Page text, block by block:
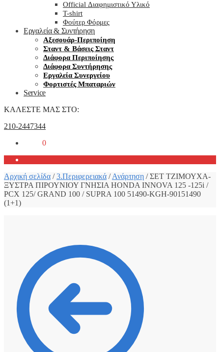
Official Διαφημιστικό Υλικό
T-shirt
Φούτερ Φόρμες
Εργαλεία & Συντήρηση
Αξεσουάρ-Περιποίηση
Σταντ & Βάσεις Σταντ
Διάφορα Περιποίησης
Διάφορα Συντήρησης
Εργαλεία Συνεργείου
Φορτιστές Μπαταριών
Service
ΚΑΛΕΣΤΕ ΜΑΣ ΣΤΟ:
210-2447344
0
Αρχική σελίδα /3.Περιφερειακά /Ανάρτηση /ΣΕΤ ΤΖΙΜΟΥΧΑ-
ΞΥΣΤΡΑ ΠΙΡΟΥΝΙΟΥ ΓΝΗΣΙΑ HONDA INNOVA 125 -125i /
PCX 125/ GRAND 100 / SUPRA 100 51490-KGH-90151490
(1+1)